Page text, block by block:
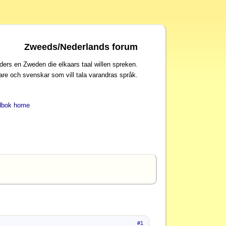
Zweeds/Nederlands forum
en Zweden die elkaars taal willen spreken.
och svenskar som vill tala varandras språk.
home
#1